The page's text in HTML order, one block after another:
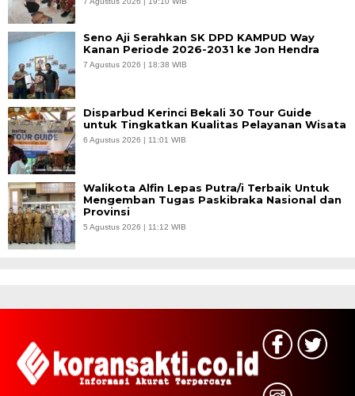
Seno Aji Serahkan SK DPD KAMPUD Way
Kanan Periode 2026-2031 ke Jon Hendra
7 Agustus 2026 | 18:38 WIB
Disparbud Kerinci Bekali 30 Tour Guide
untuk Tingkatkan Kualitas Pelayanan Wisata
6 Agustus 2026 | 11:01 WIB
Walikota Alfin Lepas Putra/i Terbaik Untuk
Mengemban Tugas Paskibraka Nasional dan
Provinsi
5 Agustus 2026 | 11:12 WIB